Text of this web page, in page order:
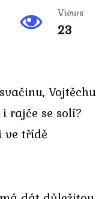
Views
23
Vojtěchu
rajče se solí?
ve třídě